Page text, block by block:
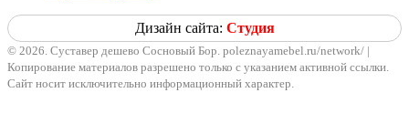
Дизайн сайта: Студия
© 2026. Суставер дешево Сосновый Бор. poleznayamebel.ru/network/ |
Копирование материалов разрешено только с указанием активной ссылки.
Сайт носит исключительно информационный характер.